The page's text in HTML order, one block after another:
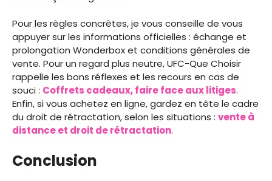
Pour les règles concrètes, je vous conseille de vous
appuyer sur les informations officielles : échange et
prolongation Wonderbox et conditions générales de
vente. Pour un regard plus neutre, UFC-Que Choisir
rappelle les bons réflexes et les recours en cas de
souci : Coffrets cadeaux, faire face aux litiges.
Enfin, si vous achetez en ligne, gardez en tête le cadre
du droit de rétractation, selon les situations : vente à
distance et droit de rétractation.
Conclusion